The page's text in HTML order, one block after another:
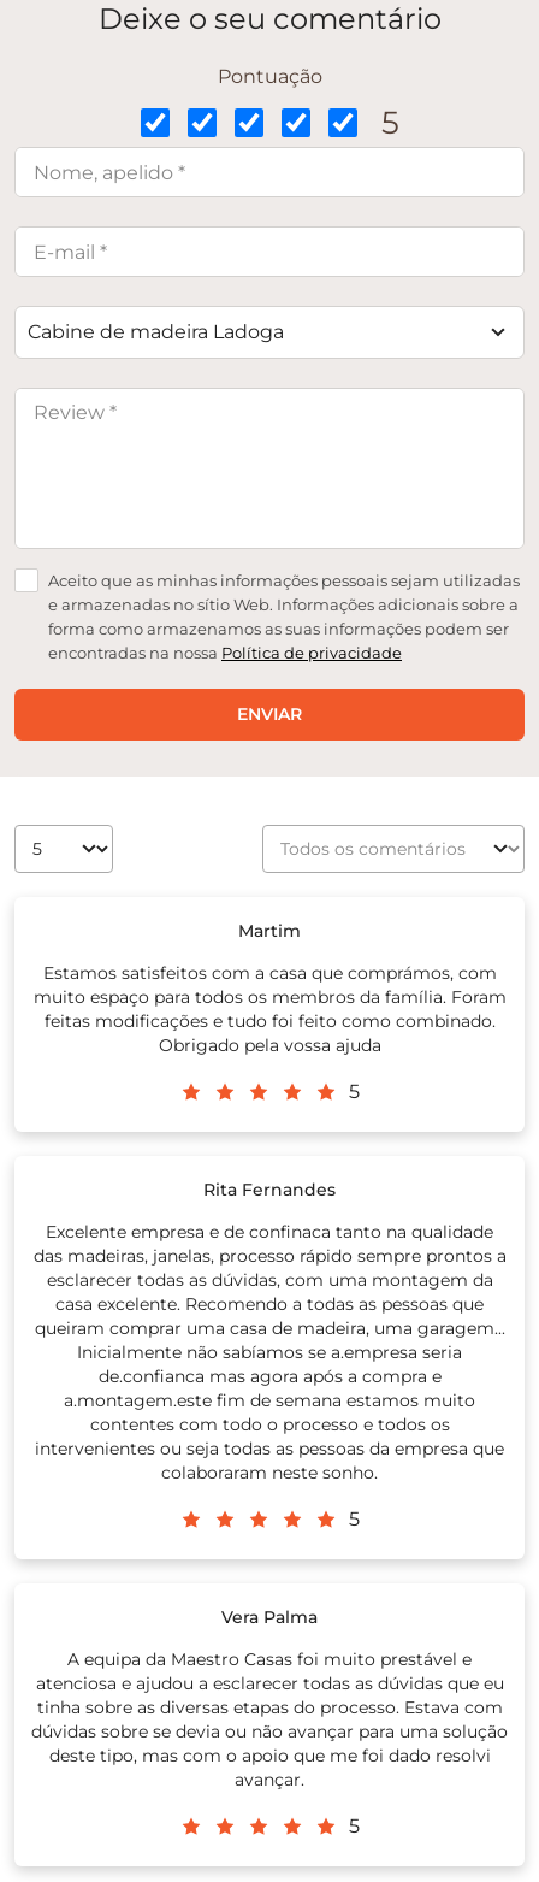
Deixe o seu comentário
Pontuação
5
Cabine de madeira Ladoga
Aceito que as minhas informações pessoais sejam utilizadas
e armazenadas no sítio Web. Informações adicionais sobre a
forma como armazenamos as suas informações podem ser
encontradas na nossa Política de privacidade
ENVIAR
Martim
Estamos satisfeitos com a casa que comprámos, com
muito espaço para todos os membros da família. Foram
feitas modificações e tudo foi feito como combinado.
Obrigado pela vossa ajuda
5
Rita Fernandes
Excelente empresa e de confinaca tanto na qualidade
das madeiras, janelas, processo rápido sempre prontos a
esclarecer todas as dúvidas, com uma montagem da
casa excelente. Recomendo a todas as pessoas que
queiram comprar uma casa de madeira, uma garagem...
Inicialmente não sabíamos se a.empresa seria
de.confianca mas agora após a compra e
a.montagem.este fim de semana estamos muito
contentes com todo o processo e todos os
intervenientes ou seja todas as pessoas da empresa que
colaboraram neste sonho.
5
Vera Palma
A equipa da Maestro Casas foi muito prestável e
atenciosa e ajudou a esclarecer todas as dúvidas que eu
tinha sobre as diversas etapas do processo. Estava com
dúvidas sobre se devia ou não avançar para uma solução
deste tipo, mas com o apoio que me foi dado resolvi
avançar.
5